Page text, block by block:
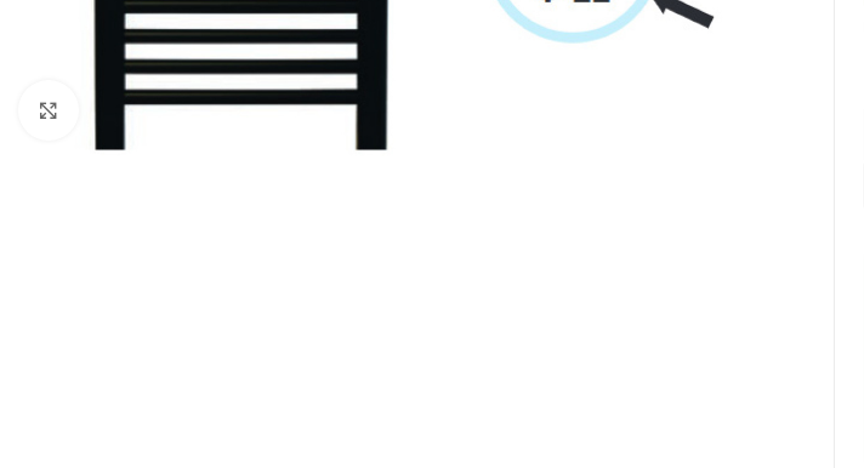
Κλικ για μεγέθυνση